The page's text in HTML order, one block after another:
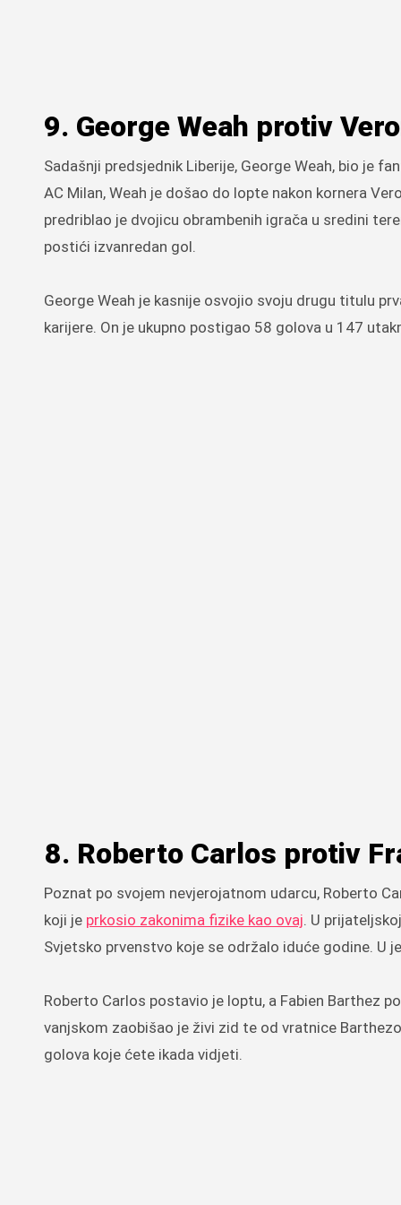
9. George Weah protiv
Sadašnji predsjednik Liberije, George Weah, bio je
AC Milan, Weah je došao do lopte nakon kornera
predriblao je dvojicu obrambenih igrača u sredini
postići izvanredan gol.
George Weah je kasnije osvojio svoju drugu titulu
karijere. On je ukupno postigao 58 golova u 147
8. Roberto Carlos protiv
Poznat po svojem nevjerojatnom udarcu, Roberto
koji je prkosio zakonima fizike kao ovaj. U
Svjetsko prvenstvo koje se održalo iduće godine. U
Roberto Carlos postavio je loptu, a Fabien Barthez
vanjskom zaobišao je živi zid te od vratnice
golova koje ćete ikada vidjeti.